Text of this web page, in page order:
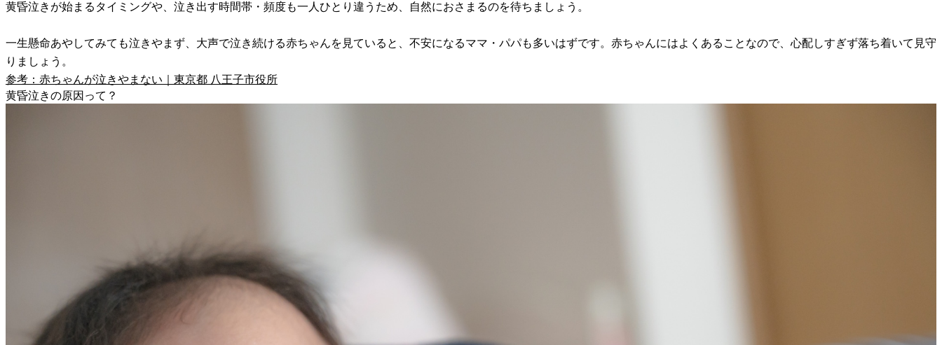
黄昏泣きが始まるタイミングや、泣き出す時間帯・頻度も一人ひとり違うため、自然におさまるのを待ちましょう。
一生懸命あやしてみても泣きやまず、大声で泣き続ける赤ちゃんを見ていると、不安になるママ・パパも多いはずです。赤ちゃんにはよくあることなので、心配しすぎず落ち着いて見守
りましょう。
参考：赤ちゃんが泣きやまない｜東京都 八王子市役所
黄昏泣きの原因って？